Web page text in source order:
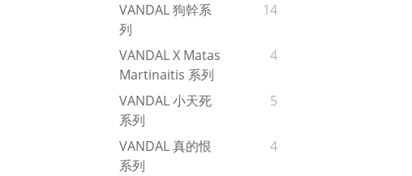
VANDAL 狗幹系
列
14
VANDAL X Matas
Martinaitis 系列
4
VANDAL 小天死
系列
5
VANDAL 真的恨
系列
4